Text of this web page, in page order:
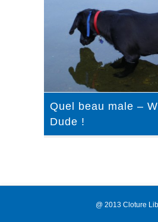
Quel beau male –
Dude !
@ 2013 Cloture